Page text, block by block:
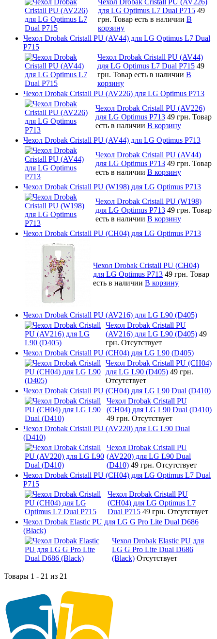
для LG Optimus L7 Dual P715 49
грн. Товар есть в наличии В
корзину
Чехол Drobak Cristall PU (AV44) для LG Optimus L7 Dual
P715
Чехол Drobak Cristall PU (AV44)
для LG Optimus L7 Dual P715 49
грн. Товар есть в наличии В
корзину
Чехол Drobak Cristall PU (AV226) для LG Optimus P713
Чехол Drobak Cristall PU (AV226)
для LG Optimus P713 49 грн. Товар
есть в наличии В корзину
Чехол Drobak Cristall PU (AV44) для LG Optimus P713
Чехол Drobak Cristall PU (AV44)
для LG Optimus P713 49 грн. Товар
есть в наличии В корзину
Чехол Drobak Cristall PU (W198) для LG Optimus P713
Чехол Drobak Cristall PU (W198)
для LG Optimus P713 49 грн. Товар
есть в наличии В корзину
Чехол Drobak Cristall PU (CH04) для LG Optimus P713
Чехол Drobak Cristall PU (CH04)
для LG Optimus P713 49 грн. Товар
есть в наличии В корзину
Чехол Drobak Cristall PU (AV216) для LG L90 (D405)
Чехол Drobak Cristall PU
(AV216) для LG L90 (D405) 49
грн. Отсутствует
Чехол Drobak Cristall PU (CH04) для LG L90 (D405)
Чехол Drobak Cristall PU (CH04)
для LG L90 (D405) 49 грн.
Отсутствует
Чехол Drobak Cristall PU (CH04) для LG L90 Dual (D410)
Чехол Drobak Cristall PU
(CH04) для LG L90 Dual (D410)
49 грн. Отсутствует
Чехол Drobak Cristall PU (AV220) для LG L90 Dual
(D410)
Чехол Drobak Cristall PU
(AV220) для LG L90 Dual
(D410) 49 грн. Отсутствует
Чехол Drobak Cristall PU (CH04) для LG Optimus L7 Dual
P715
Чехол Drobak Cristall PU
(CH04) для LG Optimus L7
Dual P715 49 грн. Отсутствует
Чехол Drobak Elastic PU для LG G Pro Lite Dual D686
(Black)
Чехол Drobak Elastic PU для
LG G Pro Lite Dual D686
(Black) Отсутствует
Товары 1 - 21 из 21